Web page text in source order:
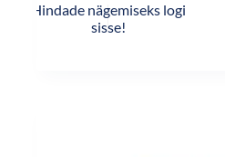
Hindade nägemiseks logi
sisse!